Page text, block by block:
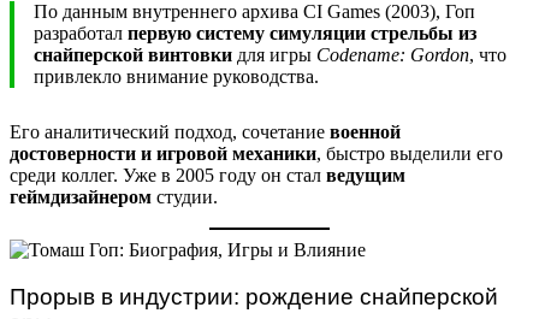
По данным внутреннего архива CI Games (2003), Гоп
разработал первую систему симуляции стрельбы из
снайперской винтовки для игры Codename: Gordon, что
привлекло внимание руководства.
Его аналитический подход, сочетание военной
достоверности и игровой механики, быстро выделили его
среди коллег. Уже в 2005 году он стал ведущим
геймдизайнером студии.
Прорыв в индустрии: рождение снайперской